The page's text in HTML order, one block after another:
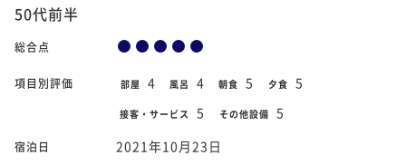
50代前半
総合点
項目別評価 部屋 4 風呂 4 朝食 5 夕食 5
接客・サービス 5 その他設備 5
宿泊日 2021年10月23日